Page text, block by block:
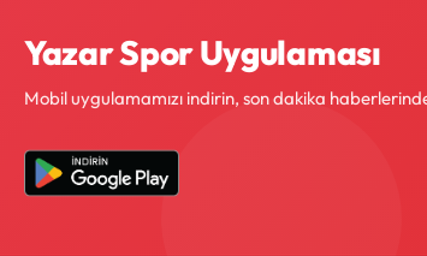
Yazar Spor Uygulaması
Mobil uygulamamızı indirin, son dakika